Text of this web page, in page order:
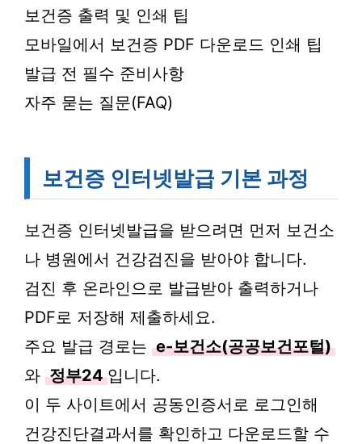
보건증 출력 및 인쇄 팁
모바일에서 보건증 PDF 다운로드 인쇄 팁
발급 전 필수 준비사항
자주 묻는 질문(FAQ)
보건증 인터넷발급 기본 과정
보건증 인터넷발급을 받으려면 먼저 보건소
나 병원에서 건강검진을 받아야 합니다.
검진 후 온라인으로 발급받아 출력하거나
PDF로 저장해 제출하세요.
주요 발급 경로는 e-보건소(공공보건포털)
와 정부24 입니다.
이 두 사이트에서 공동인증서로 로그인해
건강진단결과서를 확인하고 다운로드할 수